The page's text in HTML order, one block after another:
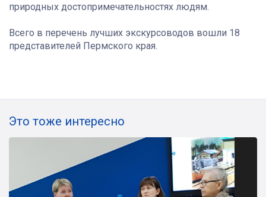
природных достопримечательностях людям.
Всего в перечень лучших экскурсоводов вошли 18
представителей Пермского края.
Это тоже интересно